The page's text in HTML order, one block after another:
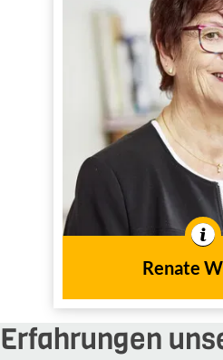
Renate
In der Branche
2012
Erfahrungen